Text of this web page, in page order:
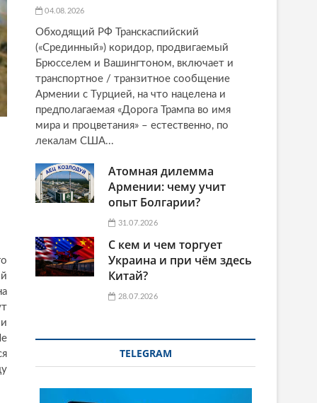
04.08.2026
Обходящий РФ Транскаспийский
(«Срединный») коридор, продвигаемый
Брюсселем и Вашингтоном, включает и
транспортное / транзитное сообщение
Армении с Турцией, на что нацелена и
предполагаемая «Дорога Трампа во имя
мира и процветания» – естественно, по
лекалам США...
Атомная дилемма
Армении: чему учит
опыт Болгарии?
31.07.2026
С кем и чем торгует
Украина и при чём здесь
Китай?
28.07.2026
TELEGRAM